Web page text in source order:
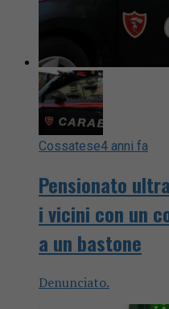
Cossatese4 anni fa
Pensionato
i vicini con un
a un bastone
Denunciato.